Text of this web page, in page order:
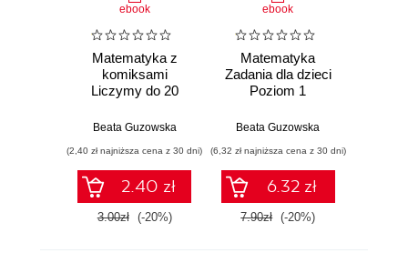
ebook
Matematyka z
komiksami
Liczymy do 20
Beata Guzowska
(2,40 zł najniższa cena z 30 dni)
2.40 zł
3.00zł (-20%)
ebook
Matematyka
Zadania dla dzieci
Poziom 1
Beata Guzowska
(6,32 zł najniższa cena z 30 dni)
6.32 zł
7.90zł (-20%)